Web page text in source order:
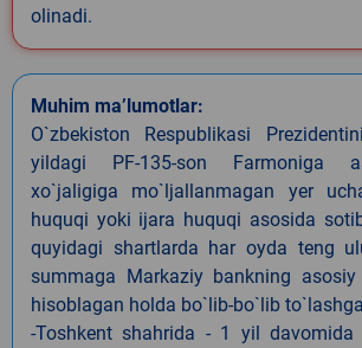
olinadi.
Muhim ma’lumotlar:
O`zbekiston Respublikasi
yildagi PF-135-son Farmoniga
xo`jaligiga mo`ljallanmagan yer
huquqi yoki ijara huquqi asosida
quyidagi shartlarda har oyda teng
summaga Markaziy bankning
hisoblagan holda bo`lib-bo`lib
-Toshkent shahrida - 1 yil